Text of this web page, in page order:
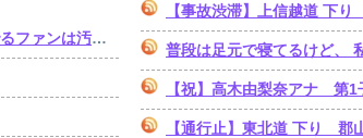
ままですよ」
【事故渋滞】上信越道 下り 日暮山トン
普段は足元で寝てるけど、 私が
【祝】高木由梨奈アナ 第1
【通行止】東北道 下り 郡山南IC→